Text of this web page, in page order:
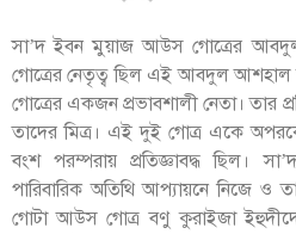
সা’দ ইবন মুয়াজ আউস গোত্রের
গোত্রের নেতৃত্ব ছিল এই আবদুল আশহাল
গোত্রের একজন প্রভাবশালী নেতা। তার
তাদের মিত্র। এই দুই গোত্র একে
বংশ পরম্পরায় প্রতিজ্ঞাবদ্ধ ছিল।
পারিবারিক অতিথি আপ্যায়নে নিজে ও
গোটা আউস গোত্র বণু কুরাইজা